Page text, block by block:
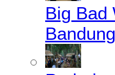
Big Bad
Bandung